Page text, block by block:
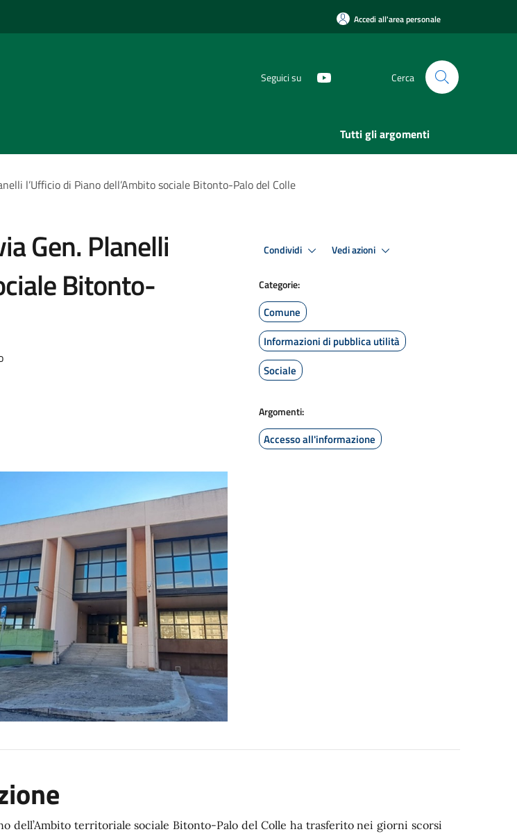
Accedi all'area personale
Seguici su Cerca
Tutti gli argomenti
l’Ufficio di Piano dell’Ambito sociale Bitonto-Palo del Colle
Gen. Planelli
Bitonto-
Condividi Vedi azioni
Categorie:
Comune
Informazioni di pubblica utilità
Sociale
Argomenti:
Accesso all'informazione
dell’Ambito territoriale sociale Bitonto-Palo del Colle ha trasferito nei giorni scorsi